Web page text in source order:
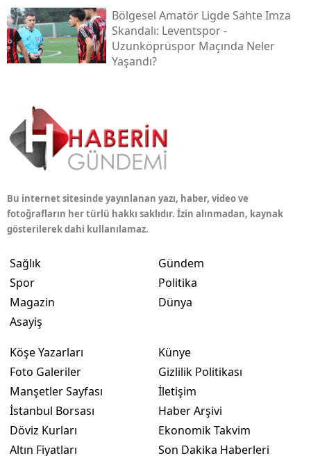
Bölgesel Amatör Ligde Sahte Imza
Skandalı: Leventspor -
Uzunköprüspor Maçında Neler
Yaşandı?
Bu internet sitesinde yayınlanan yazı, haber, video ve
fotoğrafların her türlü hakkı saklıdır. İzin alınmadan, kaynak
gösterilerek dahi kullanılamaz.
Sağlık
Spor
Magazin
Asayiş
Gündem
Politika
Dünya
Köşe Yazarları
Foto Galeriler
Manşetler Sayfası
İstanbul Borsası
Döviz Kurları
Altın Fiyatları
Künye
Gizlilik Politikası
İletişim
Haber Arşivi
Ekonomik Takvim
Son Dakika Haberleri